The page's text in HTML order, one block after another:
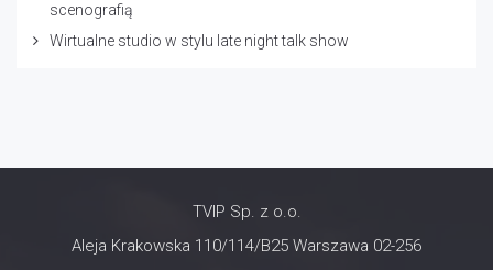
scenografią
Wirtualne studio w stylu late night talk show
TVIP Sp. z o.o.
Aleja Krakowska 110/114/B25 Warszawa 02-256